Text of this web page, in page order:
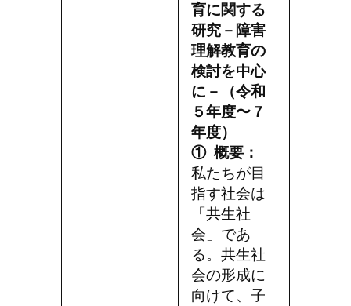
育に関する
研究－障害
理解教育の
検討を中心
に－（令和
５年度〜７
年度）
① 概要：
私たちが目
指す社会は
「共生社
会」であ
る。共生社
会の形成に
向けて、子